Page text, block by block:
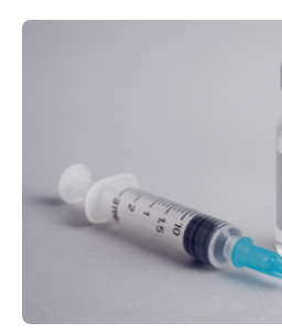
Dringend benötigt werden
nur Tumorschwachstellen
Gewebe verschonen.
Hertie-Institut für klinische
Universitätsklinikum Tübingen
Schwachstelle im Erbgut einer
Medulloblastoms gefunden.
Stiftung unterstützte das